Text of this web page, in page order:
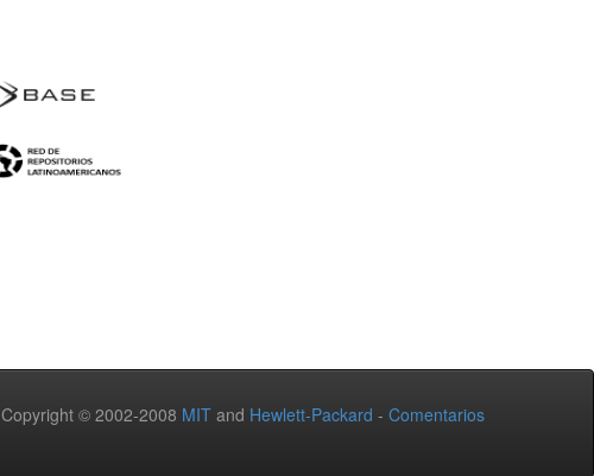
Copyright © 2002-2008 MIT and Hewlett-Packard - Comentarios